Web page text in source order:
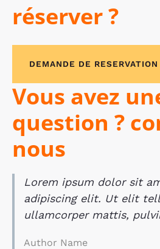
réserver ?
DEMANDE DE RESERVATION
Vous avez
question ?
nous
Lorem ipsum dolor sit
adipiscing elit. Ut elit
ullamcorper mattis,
Author Name